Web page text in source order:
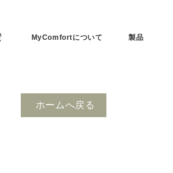
MyComfortについて 製品
ホームへ戻る